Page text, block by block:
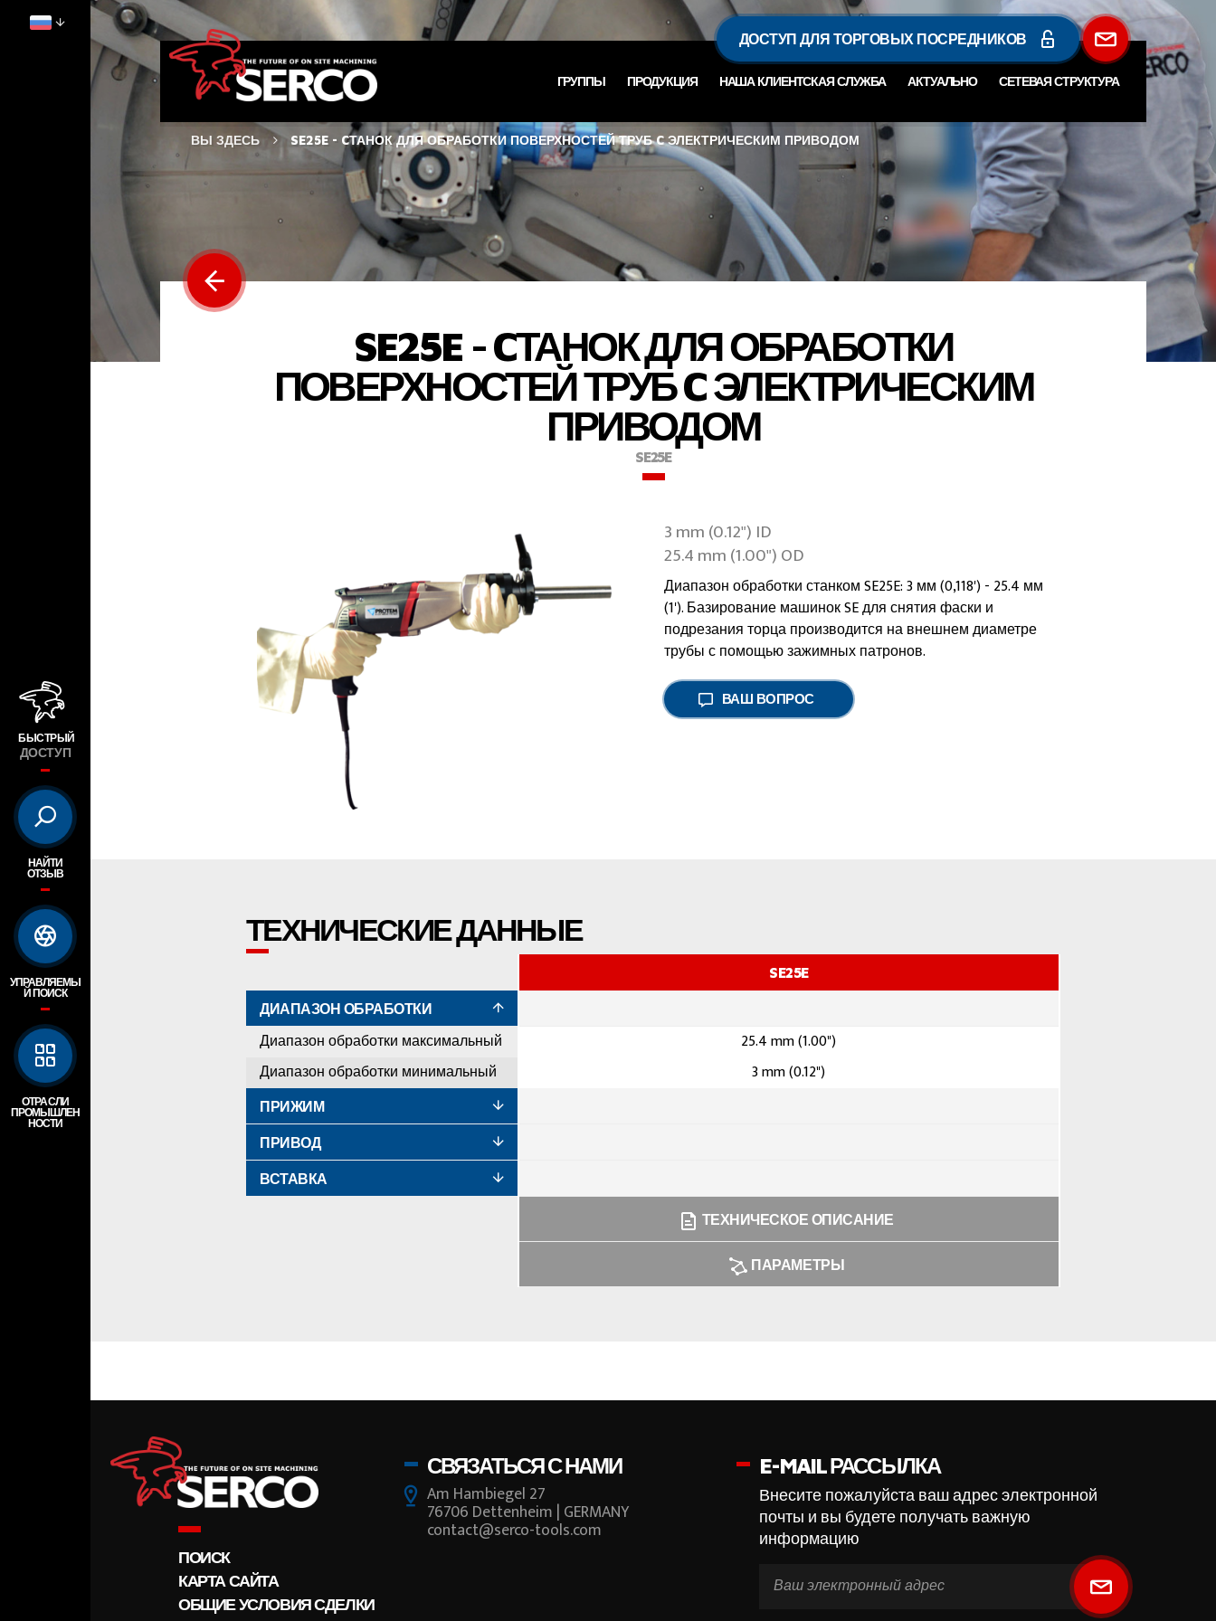
БЫСТРЫЙ
ДОСТУП
НАЙТИ
ОТЗЫВ
УПРАВЛЯЕМЫ
Й ПОИСК
ОТРАСЛИ
ПРОМЫШЛЕН
НОСТИ
ГРУППЫ ПРОДУКЦИЯ НАША КЛИЕНТСКАЯ СЛУЖБА АКТУАЛЬНО СЕТЕВАЯ СТРУКТУРА
ДОСТУП ДЛЯ ТОРГОВЫХ ПОСРЕДНИКОВ
ВЫ ЗДЕСЬ SE25E - CТАНОК ДЛЯ ОБРАБОТКИ ПОВЕРХНОСТЕЙ ТРУБ C ЭЛЕКТРИЧЕСКИМ ПРИВОДОМ
SE25E - CТАНОК ДЛЯ ОБРАБОТКИ
ПОВЕРХНОСТЕЙ ТРУБ C ЭЛЕКТРИЧЕСКИМ
ПРИВОДОМ
SE25E
3 mm (0.12") ID
25.4 mm (1.00") OD
Диапазон обработки станком SE25E: 3 мм (0,118') - 25.4 мм
(1'). Базирование машинок SE для снятия фаски и
подрезания торца производится на внешнем диаметре
трубы с помощью зажимных патронов.
ВАШ ВОПРОС
ТЕХНИЧЕСКИЕ ДАННЫЕ
ДИАПАЗОН ОБРАБОТКИ
Диапазон обработки максимальный
Диапазон обработки минимальный
ПРИЖИМ
ПРИВОД
ВСТАВКА
SE25E
25.4 mm (1.00")
3 mm (0.12")
ТЕХНИЧЕСКОЕ ОПИСАНИЕ
ПАРАМЕТРЫ
ПОИСК
КАРТА САЙТА
ОБЩИЕ УСЛОВИЯ СДЕЛКИ
СВЯЗАТЬСЯ С НАМИ
Am Hambiegel 27
76706 Dettenheim | GERMANY
contact@serco-tools.com
E-MAIL РАССЫЛКА
Внесите пожалуйста ваш адрес электронной
почты и вы будете получать важную
информацию